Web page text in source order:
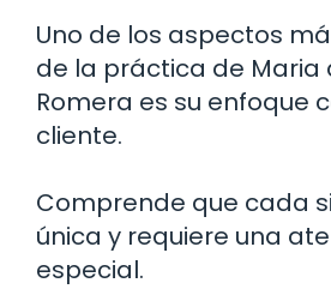
Uno de los aspectos
de la práctica de Maria
Romera es su enfoque
cliente.
Comprende que cada
única y requiere una
especial.